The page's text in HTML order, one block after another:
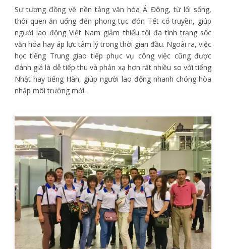
Sự tương đồng về nền tảng văn hóa Á Đông, từ lối sống,
thói quen ăn uống đến phong tục đón Tết cổ truyền, giúp
người lao động Việt Nam giảm thiểu tối đa tình trạng sốc
văn hóa hay áp lực tâm lý trong thời gian đầu. Ngoài ra, việc
học tiếng Trung giao tiếp phục vụ công việc cũng được
đánh giá là dễ tiếp thu và phản xạ hơn rất nhiều so với tiếng
Nhật hay tiếng Hàn, giúp người lao động nhanh chóng hòa
nhập môi trường mới.